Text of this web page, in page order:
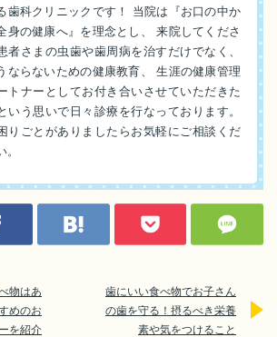
歯科クリニックです！ 当院は『お口の中か
身の健康へ』を理念とし、 来院してくださ
者さまの虫歯や歯周病を治すだけでなく、
ならないための健康教育、 生涯の健康管理
トナーとしてお付き合いさせていただきた
いう思いで日々診療を行なっております。
りごとがありましたらお気軽にご相談くだ
。
物はあ
めのお
を紹介
歯にいい食べ物でお子さん
の歯を守る！摂るべき栄養
素や気をつけること